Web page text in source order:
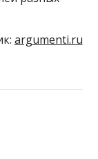
argumenti.ru